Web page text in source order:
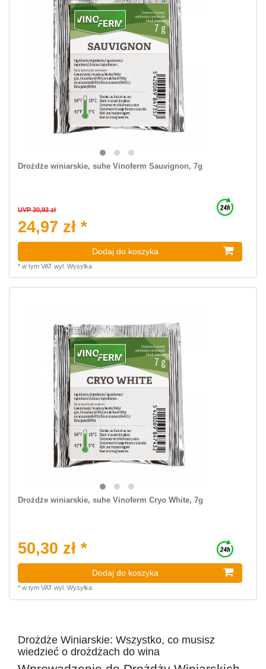
Drożdże winiarskie, suhe Vinoferm Sauvignon, 7g
UVP 30,93 zł
24,97 zł *
Dodaj do koszyka
* w tym VATwyl. Wysylka
Drożdże winiarskie, suhe Vinoferm Cryo White, 7g
50,30 zł *
Dodaj do koszyka
* w tym VATwyl. Wysylka
Drożdże Winiarskie: Wszystko, co musisz
wiedzieć o drożdżach do wina